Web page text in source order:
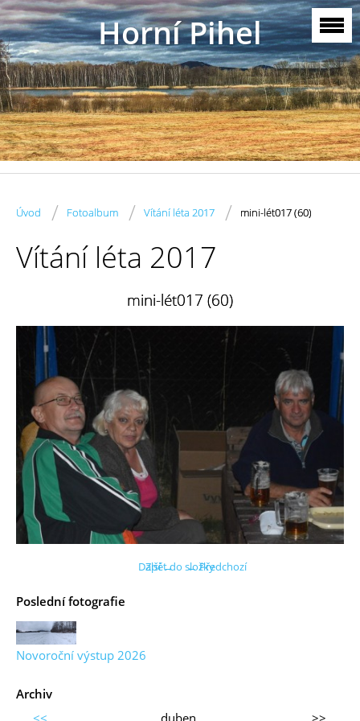
Horní Pihel
Úvod / Fotoalbum / Vítání léta 2017 / mini-lét017 (60)
Vítání léta 2017
mini-lét017 (60)
← Předchozí
Další →
Zpět do složky
Poslední fotografie
Novoroční výstup 2026
Archiv